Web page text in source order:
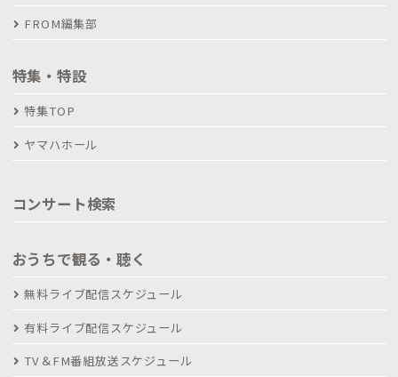
FROM編集部
特集・特設
特集TOP
ヤマハホール
コンサート検索
おうちで観る・聴く
無料ライブ配信スケジュール
有料ライブ配信スケジュール
TV＆FM番組放送スケジュール